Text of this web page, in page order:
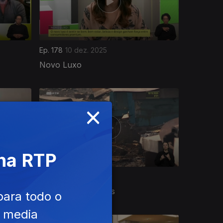
Ep. 178 10 dez. 2025
Novo Luxo
O Papel dos Insetos
×
RTP
todo o